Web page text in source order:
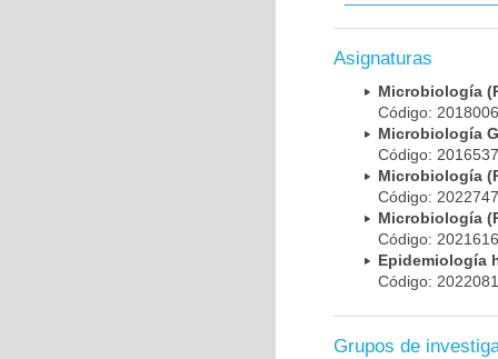
Asignaturas
Microbiología
Código:
Microbiología
Código:
Microbiología
Código:
Microbiología
Código:
Epidemiología
Código:
Grupos de